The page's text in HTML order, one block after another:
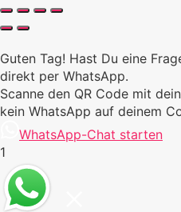
Guten Tag! Hast Du eine
direkt per WhatsApp.
Scanne den QR Code mit
kein WhatsApp auf deinem
WhatsApp-Chat starten
1